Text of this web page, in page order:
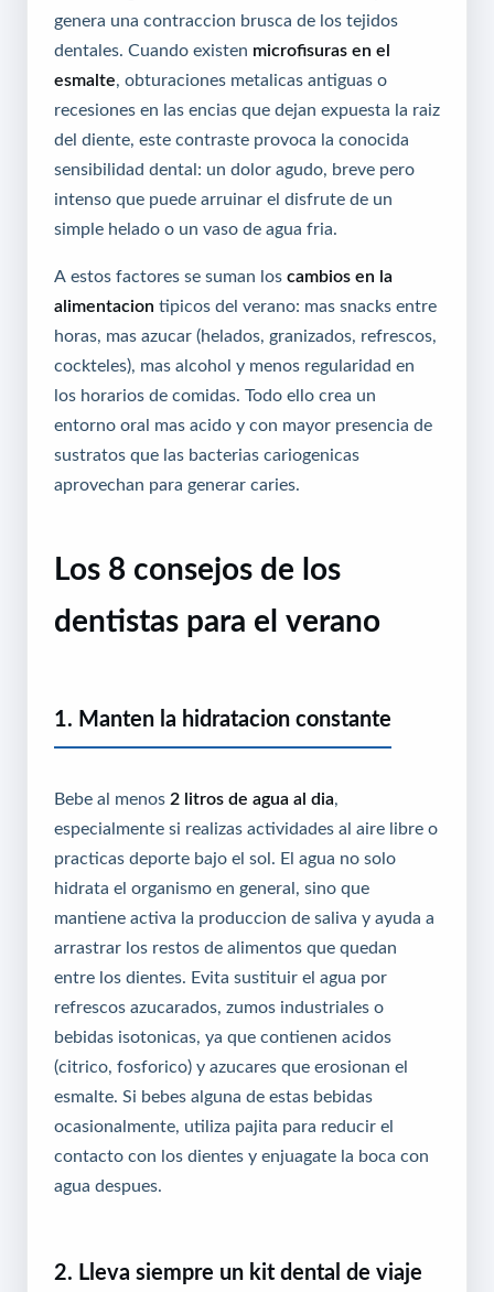
genera una contraccion brusca de los tejidos
dentales. Cuando existen microfisuras en el
esmalte , obturaciones metalicas antiguas o
recesiones en las encias que dejan expuesta la raiz
del diente, este contraste provoca la conocida
sensibilidad dental: un dolor agudo, breve pero
intenso que puede arruinar el disfrute de un
simple helado o un vaso de agua fria.
A estos factores se suman los cambios en la
alimentacion tipicos del verano: mas snacks entre
horas, mas azucar (helados, granizados, refrescos,
cockteles), mas alcohol y menos regularidad en
los horarios de comidas. Todo ello crea un
entorno oral mas acido y con mayor presencia de
sustratos que las bacterias cariogenicas
aprovechan para generar caries.
Los 8 consejos de los
dentistas para el verano
1. Manten la hidratacion constante
Bebe al menos 2 litros de agua al dia
especialmente si realizas actividades al aire libre o
practicas deporte bajo el sol. El agua no solo
hidrata el organismo en general, sino que
mantiene activa la produccion de saliva y ayuda a
arrastrar los restos de alimentos que quedan
entre los dientes. Evita sustituir el agua por
refrescos azucarados, zumos industriales o
bebidas isotonicas, ya que contienen acidos
(citrico, fosforico) y azucares que erosionan el
esmalte. Si bebes alguna de estas bebidas
ocasionalmente, utiliza pajita para reducir el
contacto con los dientes y enjuagate la boca con
agua despues.
2. Lleva siempre un kit dental de viaje